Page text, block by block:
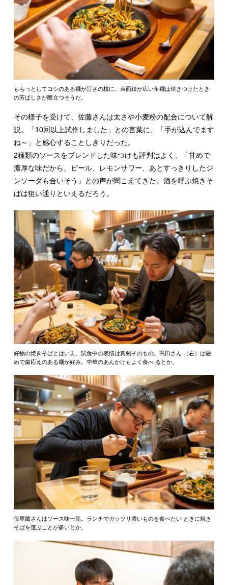
もちっとしてコシのある麺が旨さの核に。表面積が広い角麺は焼きつけたとき
の芳ばしさが際立つそうだ。
その様子を受けて、佐藤さんは太さや小麦粉の配合について解
説。「10回以上試作しました」との言葉に、「手が込んでます
ね～」と感心することしきりだった。
2種類のソースをブレンドした味つけも評判はよく、「甘めで
濃厚な味だから、ビール、レモンサワー、あとすっきりしたジ
ンソーダも合いそう」との声が聞こえてきた。酒を呼ぶ焼きそ
ばは狙い通りといえるだろう。
好物の焼きそばとはいえ、試食中の表情は真剣そのもの。高田さん （右）は硬
めで歯応えのある麺が好み。中華のあんかけもよく食べ るとか。
仮屋薗さんはソース味一筋。ランチでガッツリ濃いものを食べたい ときに焼き
そばを選ぶことが多いとか。